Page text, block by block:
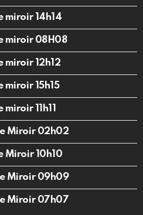
miroir 14h14
miroir 08H08
miroir 12h12
miroir 15h15
11h11
Miroir 02h02
Miroir 10h10
Miroir 09h09
Miroir 07h07